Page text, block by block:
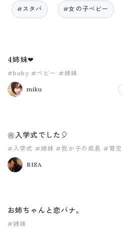
#スタバ #女の子ベビー
4姉妹❤︎
#baby #ベビー #姉妹
miku
㊗️入学式でした🎈
#入学式 #姉妹 #我が子の成長 #育児
RISA
お姉ちゃんと恋バナ。
#姉妹